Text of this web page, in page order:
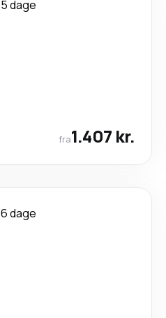
5 dage
fra1.407 kr.
6 dage